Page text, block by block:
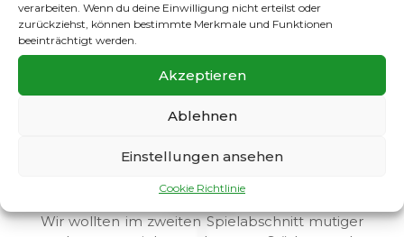
verarbeiten. Wenn du deine Einwilligung nicht erteilst oder
zurückziehst, können bestimmte Merkmale und Funktionen
beeinträchtigt werden.
Akzeptieren
Ablehnen
Einstellungen ansehen
Cookie Richtlinie
Gerade in der ersten Halbzeit agierten wir zu
vorsichtig und mutlos. Die Gäste pressten uns
in den ersten Minuten am eigenen Strafraum
ein, so dass wir uns nur selten konstruktiv
befreien konnten. Dabei hatten wir gerade in
den ersten Minuten viel Glück, dass der Gegner
allerdings versuchten wir immer noch ein Fuß
dran zu bekommen. Die zwei Tore Führung
zur Halbzeit war allerdings völlig verdient.
Wir wollten im zweiten Spielabschnitt mutiger